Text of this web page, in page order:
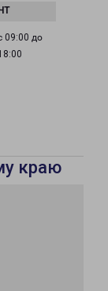
09:00 до
краю